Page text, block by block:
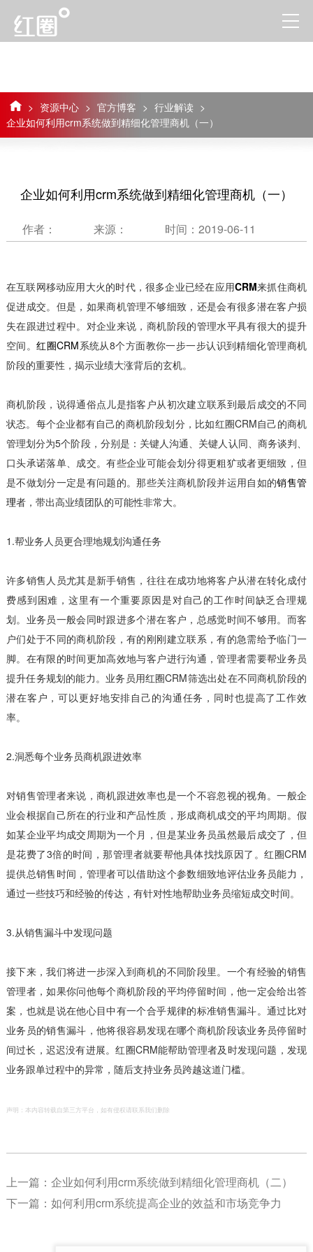
> 资源中心 > 官方博客 > 行业解读 >
企业如何利用crm系统做到精细化管理商机（一）
企业如何利用crm系统做到精细化管理商机（一）
作者： 来源： 时间：2019-06-11
在互联网移动应用大火的时代，很多企业已经在应用CRM来抓住商机
促进成交。但是，如果商机管理不够细致，还是会有很多潜在客户损
失在跟进过程中。对企业来说，商机阶段的管理水平具有很大的提升
空间。红圈CRM系统从8个方面教你一步一步认识到精细化管理商机
阶段的重要性，揭示业绩大涨背后的玄机。
商机阶段，说得通俗点儿是指客户从初次建立联系到最后成交的不同
状态。每个企业都有自己的商机阶段划分，比如红圈CRM自己的商机
管理划分为5个阶段，分别是：关键人沟通、关键人认同、商务谈判、
口头承诺落单、成交。有些企业可能会划分得更粗犷或者更细致，但
是不做划分一定是有问题的。那些关注商机阶段并运用自如的销售管
理者，带出高业绩团队的可能性非常大。
1.帮业务人员更合理地规划沟通任务
许多销售人员尤其是新手销售，往往在成功地将客户从潜在转化成付
费感到困难，这里有一个重要原因是对自己的工作时间缺乏合理规
划。业务员一般会同时跟进多个潜在客户，总感觉时间不够用。而客
户们处于不同的商机阶段，有的刚刚建立联系，有的急需给予临门一
脚。在有限的时间更加高效地与客户进行沟通，管理者需要帮业务员
提升任务规划的能力。业务员用红圈CRM筛选出处在不同商机阶段的
潜在客户，可以更好地安排自己的沟通任务，同时也提高了工作效
率。
2.洞悉每个业务员商机跟进效率
对销售管理者来说，商机跟进效率也是一个不容忽视的视角。一般企
业会根据自己所在的行业和产品性质，形成商机成交的平均周期。假
如某企业平均成交周期为一个月，但是某业务员虽然最后成交了，但
是花费了3倍的时间，那管理者就要帮他具体找找原因了。红圈CRM
提供总销售时间，管理者可以借助这个参数细致地评估业务员能力，
通过一些技巧和经验的传达，有针对性地帮助业务员缩短成交时间。
3.从销售漏斗中发现问题
接下来，我们将进一步深入到商机的不同阶段里。一个有经验的销售
管理者，如果你问他每个商机阶段的平均停留时间，他一定会给出答
案，也就是说在他心目中有一个合乎规律的标准销售漏斗。通过比对
业务员的销售漏斗，他将很容易发现在哪个商机阶段该业务员停留时
间过长，迟迟没有进展。红圈CRM能帮助管理者及时发现问题，发现
业务跟单过程中的异常，随后支持业务员跨越这道门槛。
声明：本内容转载自第三方平台，如有侵权请联系我们删除
上一篇： 企业如何利用crm系统做到精细化管理商机（二）
下一篇： 如何利用crm系统提高企业的效益和市场竞争力